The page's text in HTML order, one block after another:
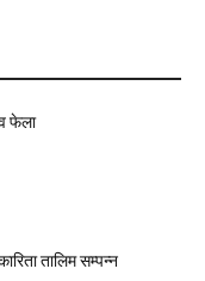
फेला
तालिम सम्पन्न